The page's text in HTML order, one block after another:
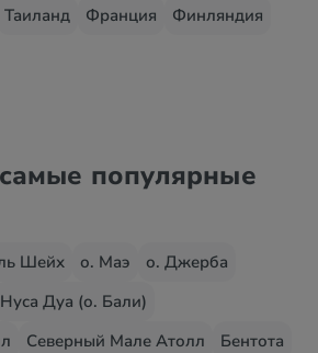
Таиланд Франция
Финляндия
популярные
Шейх о. Маэ
о. Джерба
Нуса Дуа (о. Бали)
Северный Мале Атолл
Бентота